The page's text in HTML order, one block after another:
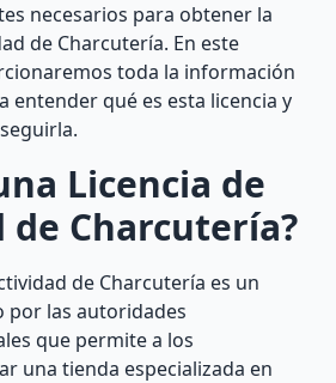
necesarios para obtener la
de Charcutería. En este
toda la información
entender qué es esta licencia y
Licencia de
Charcutería?
de Charcutería es un
las autoridades
que permite a los
una tienda especializada en